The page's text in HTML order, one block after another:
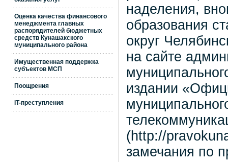
Оценка качества финансового
менеджмента главных
распорядителей бюджетных
средств Кунашакского
муниципального района
Имущественная поддержка
субъектов МСП
Поощрения
IT-преступления
наделения,
образования
округ
на сайте
издании
(http://
замечания по